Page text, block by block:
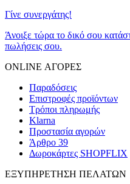
Γίνε συνεργάτης!
Άνοιξε τώρα το δικό σου
πωλήσεις σου.
ONLINE ΑΓΟΡΕΣ
Παραδόσεις
Επιστροφές προϊόντων
Τρόποι πληρωμής
Klarna
Προστασία αγορών
Άρθρο 39
Δωροκάρτες SHOPFLIX
ΕΞΥΠΗΡΕΤΗΣΗ ΠΕΛΑΤΩΝ